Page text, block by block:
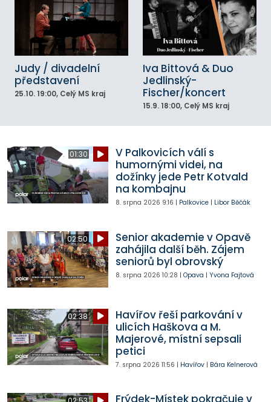
Judy / divadelní
představení
25.10. 19:00, Celý MS kraj
Iva Bittová & Duo
Jedlinský-
Fischer/koncert
15.9. 18:00, Celý MS kraj
01:30
V Palkovicích válí s
humornými videi, na
dožínky jede Petr Kotvald
na kombajnu
8. srpna 2026 9:16 | Palkovice| Libor Běčák
02:50
Senior akademie v Opavě
zahájila další běh. Zájem
seniorů byl obrovský
8. srpna 2026 10:28 | Opava | Yvona Fajtová
02:38
Havířov řeší parkování v
ulicích Haškova a M.
Majerové, místní sepsali
petici
7. srpna 2026 11:56 | Havířov| Bára Kelnerová
Frýdek-Místek pokračuje v